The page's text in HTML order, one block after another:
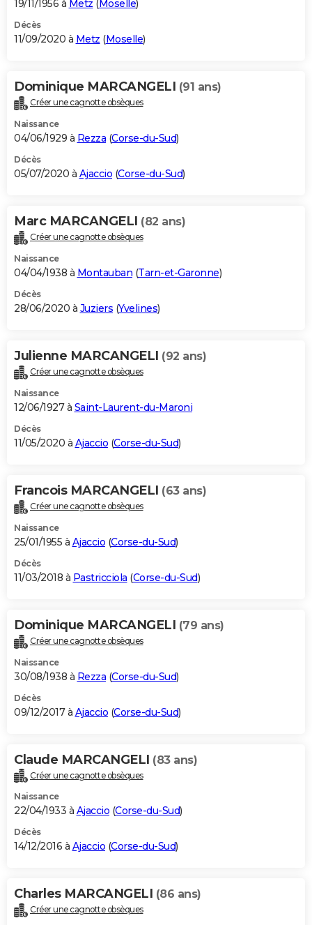
19/11/1956 à Metz ( Moselle)
Décès
11/09/2020 à Metz (Moselle)
Dominique MARCANGELI (91 ans)
Créer une cagnotte obsèques
Naissance
04/06/1929 à Rezza (Corse-du-Sud)
Décès
05/07/2020 à Ajaccio (Corse-du-Sud)
Marc MARCANGELI (82 ans)
Créer une cagnotte obsèques
Naissance
04/04/1938 à Montauban (Tarn-et-Garonne)
Décès
28/06/2020 à Juziers (Yvelines)
Julienne MARCANGELI (92 ans)
Créer une cagnotte obsèques
Naissance
12/06/1927 à Saint-Laurent-du-Maroni
Décès
11/05/2020 à Ajaccio (Corse-du-Sud)
Francois MARCANGELI (63 ans)
Créer une cagnotte obsèques
Naissance
25/01/1955 à Ajaccio (Corse-du-Sud)
Décès
11/03/2018 à Pastricciola (Corse-du-Sud)
Dominique MARCANGELI (79 ans)
Créer une cagnotte obsèques
Naissance
30/08/1938 à Rezza (Corse-du-Sud)
Décès
09/12/2017 à Ajaccio (Corse-du-Sud)
Claude MARCANGELI (83 ans)
Créer une cagnotte obsèques
Naissance
22/04/1933 à Ajaccio (Corse-du-Sud)
Décès
14/12/2016 à Ajaccio (Corse-du-Sud)
Charles MARCANGELI (86 ans)
Créer une cagnotte obsèques